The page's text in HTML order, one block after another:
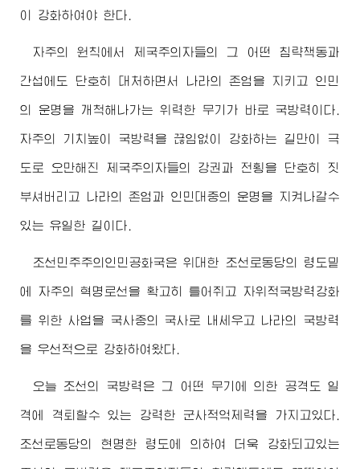
이 강화하여야 한다.
자주의 원칙에서 제국주의자들의 그 어떤 침략책동과
간섭에도 단호히 대처하면서 나라의 존엄을 지키고 인민
의 운명을 개척해나가는 위력한 무기가 바로 국방력이다.
자주의 기치높이 국방력을 끊임없이 강화하는 길만이 극
도로 오만해진 제국주의자들의 강권과 전횡을 단호히 짓
부셔버리고 나라의 존엄과 인민대중의 운명을 지켜나갈수
있는 유일한 길이다.
조선민주주의인민공화국은위대한 조선로동당의 령도밑
에 자주의 혁명로선을 확고히 틀어쥐고 자위적국방력강화
를 위한 사업을 국사중의 국사로 내세우고 나라의 국방력
을 우선적으로 강화하여왔다.
오늘 조선의 국방력은 그 어떤 무기에 의한 공격도 일
격에 격퇴할수 있는 강력한 군사적억제력을 가지고있다.
조선로동당의 현명한 령도에 의하여 더욱 강화되고있는